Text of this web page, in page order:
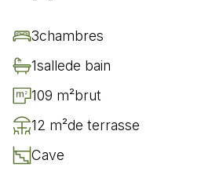
3chambres
1sallede bain
109 m²brut
12 m²de terrasse
Cave